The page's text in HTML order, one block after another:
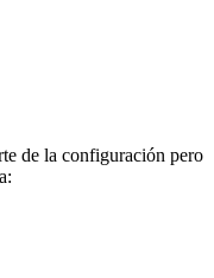
de la configuración pero